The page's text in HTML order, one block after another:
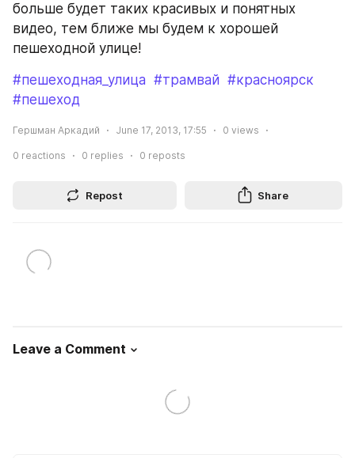
больше будет таких красивых и понятных
видео, тем ближе мы будем к хорошей
пешеходной улице!
#пешеходная_улица #трамвай #красноярск
#пешеход
Гершман Аркадий June 17, 2013, 17:55 0 views
0 reactions 0 replies 0 reposts
Repost Share
Leave a Comment